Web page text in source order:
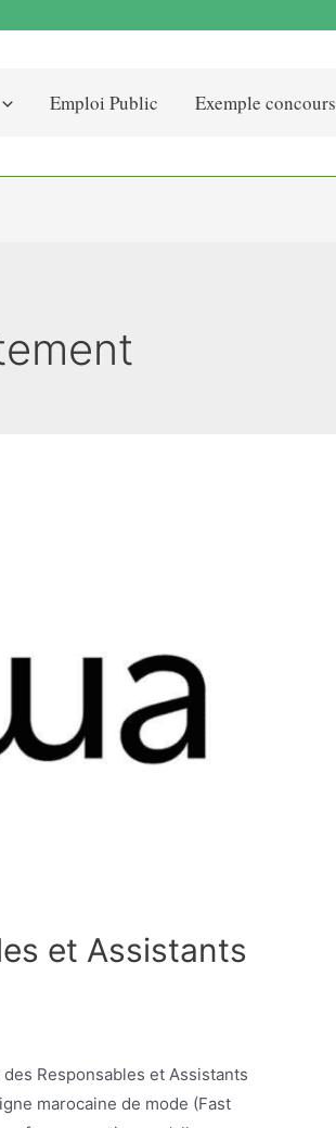
Emploi Public Exemple concours
et Assistants
marocaine de mode (Fast